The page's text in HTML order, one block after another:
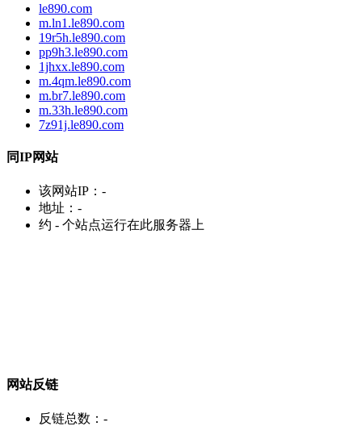
le890.com
m.ln1.le890.com
19r5h.le890.com
pp9h3.le890.com
1jhxx.le890.com
m.4qm.le890.com
m.br7.le890.com
m.33h.le890.com
7z91j.le890.com
同IP网站
该网站IP： -
地址： -
约 - 个站点运行在此服务器上
网站反链
反链总数： -